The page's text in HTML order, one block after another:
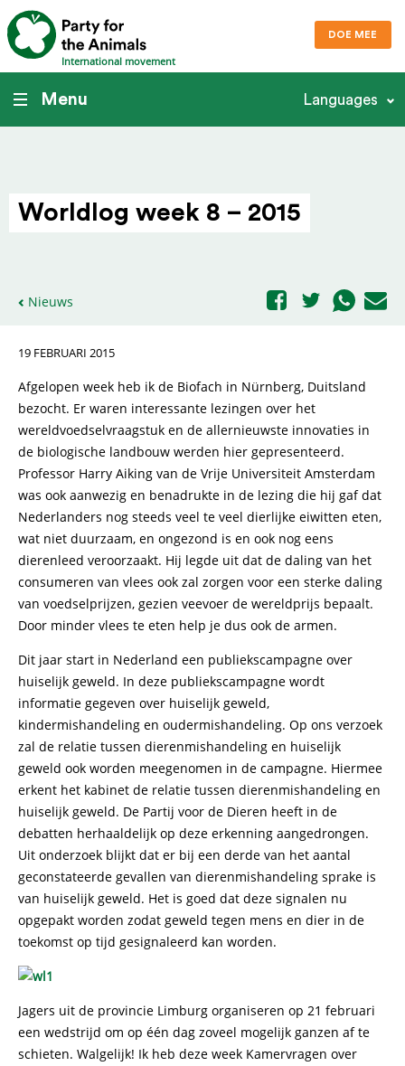
International movement
DOE MEE
Menu Languages
Worldlog week 8 – 2015
Nieuws
19 FEBRUARI 2015
Afgelopen week heb ik de Biofach in Nürnberg, Duitsland
bezocht. Er waren interessante lezingen over het
wereldvoedselvraagstuk en de allernieuwste innovaties in
de biologische landbouw werden hier gepresenteerd.
Professor Harry Aiking van de Vrije Universiteit Amsterdam
was ook aanwezig en benadrukte in de lezing die hij gaf dat
Nederlanders nog steeds veel te veel dierlijke eiwitten eten,
wat niet duurzaam, en ongezond is en ook nog eens
dierenleed veroorzaakt. Hij legde uit dat de daling van het
consumeren van vlees ook zal zorgen voor een sterke daling
van voedselprijzen, gezien veevoer de wereldprijs bepaalt.
Door minder vlees te eten help je dus ook de armen.
Dit jaar start in Nederland een publiekscampagne over
huiselijk geweld. In deze publiekscampagne wordt
informatie gegeven over huiselijk geweld,
kindermishandeling en oudermishandeling. Op ons verzoek
zal de relatie tussen dierenmishandeling en huiselijk
geweld ook worden meegenomen in de campagne. Hiermee
erkent het kabinet de relatie tussen dierenmishandeling en
huiselijk geweld. De Partij voor de Dieren heeft in de
debatten herhaaldelijk op deze erkenning aangedrongen.
Uit onderzoek blijkt dat er bij een derde van het aantal
geconstateerde gevallen van dierenmishandeling sprake is
van huiselijk geweld. Het is goed dat deze signalen nu
opgepakt worden zodat geweld tegen mens en dier in de
toekomst op tijd gesignaleerd kan worden.
Jagers uit de provincie Limburg organiseren op 21 februari
een wedstrijd om op één dag zoveel mogelijk ganzen af te
schieten. Walgelijk! Ik heb deze week Kamervragen over